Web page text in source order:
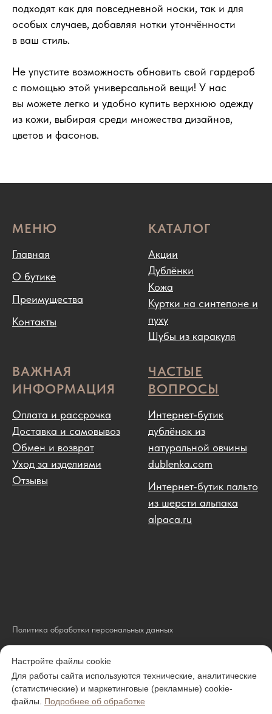
подходят как для повседневной носки, так и для
особых случаев, добавляя нотки утончённости
в ваш стиль.
Не упустите возможность обновить свой гардероб
с помощью этой универсальной вещи! У нас
вы можете легко и удобно купить верхнюю одежду
из кожи, выбирая среди множества дизайнов,
цветов и фасонов.
МЕНЮ
Главная
О бутике
Преимущества
Контакты
КАТАЛОГ
Акции
Дублёнки
Кожа
Куртки на синтепоне и
пуху
Шубы из каракуля
ВАЖНАЯ
ИНФОРМАЦИЯ
Оплата и рассрочка
Доставка и самовывоз
Обмен и возврат
Уход за изделиями
Отзывы
ЧАСТЫЕ
ВОПРОСЫ
Интернет-бутик
дублёнок из
натуральной овчины
dublenka.com
Интернет-бутик пальто
из шерсти альпака
alpaca.ru
Политика обработки персональных данных
Карта сайта
ИП Журавлева Юлия Николаевна
ОГРН 321508100038312
ИНН 382305662749
Настройте файлы cookie
Для работы сайта используются технические, аналитические
(статистические) и маркетинговые (рекламные) cookie-
файлы. Подробнее об обработке